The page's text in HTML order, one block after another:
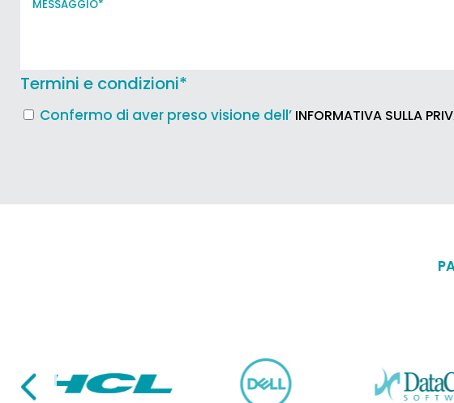
Termini e condizioni*
Confermo di aver preso visione dell’ INFORMATIVA SULLA